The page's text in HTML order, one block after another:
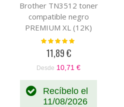
Brother TN3512 toner
compatible negro
PREMIUM XL (12K)
Valoración:
11,89 €
Desde 10,71 €
Recíbelo el
11/08/2026